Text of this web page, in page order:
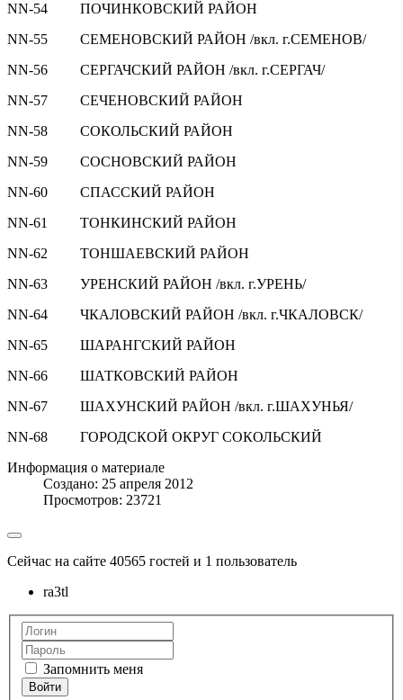
NN-54 ПОЧИНКОВСКИЙ РАЙОН
NN-55 СЕМЕНОВСКИЙ РАЙОН /вкл. г.СЕМЕНОВ/
NN-56 СЕРГАЧСКИЙ РАЙОН /вкл. г.СЕРГАЧ/
NN-57 СЕЧЕНОВСКИЙ РАЙОН
NN-58 СОКОЛЬСКИЙ РАЙОН
NN-59 СОСНОВСКИЙ РАЙОН
NN-60 СПАССКИЙ РАЙОН
NN-61 ТОНКИНСКИЙ РАЙОН
NN-62 ТОНШАЕВСКИЙ РАЙОН
NN-63 УРЕНСКИЙ РАЙОН /вкл. г.УРЕНЬ/
NN-64 ЧКАЛОВСКИЙ РАЙОН /вкл. г.ЧКАЛОВСК/
NN-65 ШАРАНГСКИЙ РАЙОН
NN-66 ШАТКОВСКИЙ РАЙОН
NN-67 ШАХУНСКИЙ РАЙОН /вкл. г.ШАХУНЬЯ/
NN-68 ГОРОДСКОЙ ОКРУГ СОКОЛЬСКИЙ
Информация о материале
Создано: 25 апреля 2012
Просмотров: 23721
Сейчас на сайте 40565 гостей и 1 пользователь
ra3tl
Запомнить меня